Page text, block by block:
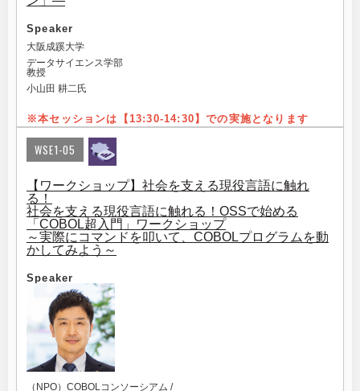
Speaker
大阪成蹊大学
データサイエンス学部
教授
小山田 耕二氏
※本セッションは【13:30-14:30】での実施となります
WSE1-05
【ワークショップ】社会を支える現役言語に触れ
る！
社会を支える現役言語に触れる！OSSで始める
「COBOL超入門」ワークショップ
～実際にコマンドを叩いて、COBOLプログラムを動
かしてみよう～
Speaker
（NPO）COBOLコンソーシアム /